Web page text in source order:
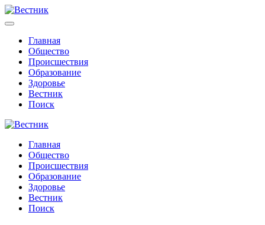
Главная
Общество
Происшествия
Образование
Здоровье
Вестник
Поиск
Главная
Общество
Происшествия
Образование
Здоровье
Вестник
Поиск